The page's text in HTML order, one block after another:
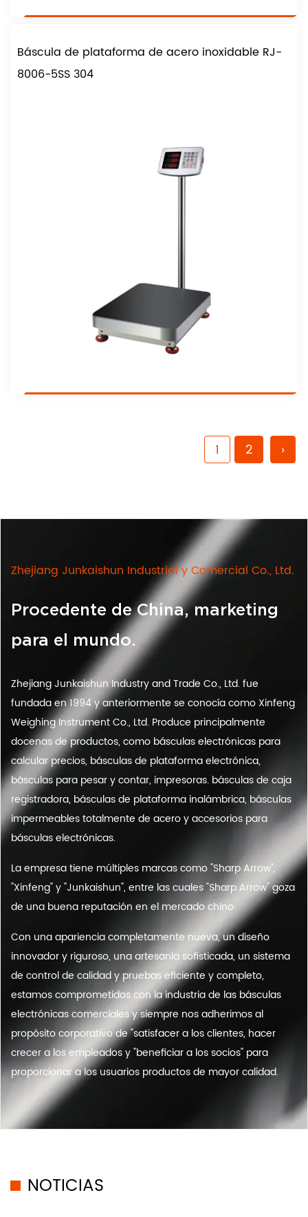
Báscula de plataforma de acero inoxidable RJ-
8006-5SS 304
1 2 ›
Zhejiang Junkaishun Industrial y Comercial Co., Ltd.
Procedente de China, marketing
para el mundo.
Zhejiang Junkaishun Industry and Trade Co., Ltd. fue
fundada en 1994 y anteriormente se conocía como Xinfeng
Weighing Instrument Co., Ltd. Produce principalmente
docenas de productos, como básculas electrónicas para
calcular precios, básculas de plataforma electrónica,
básculas para pesar y contar, impresoras. básculas de caja
registradora, básculas de plataforma inalámbrica, básculas
impermeables totalmente de acero y accesorios para
básculas electrónicas.
La empresa tiene múltiples marcas como "Sharp Arrow",
"Xinfeng" y "Junkaishun", entre las cuales "Sharp Arrow" goza
de una buena reputación en el mercado chino.
Con una apariencia completamente nueva, un diseño
innovador y riguroso, una artesanía sofisticada, un sistema
de control de calidad y pruebas eficiente y completo,
estamos comprometidos con la industria de las básculas
electrónicas comerciales y siempre nos adherimos al
propósito corporativo de "satisfacer a los clientes, hacer
crecer a los empleados y "beneficiar a los socios" para
proporcionar a los usuarios productos de mayor calidad.
NOTICIAS